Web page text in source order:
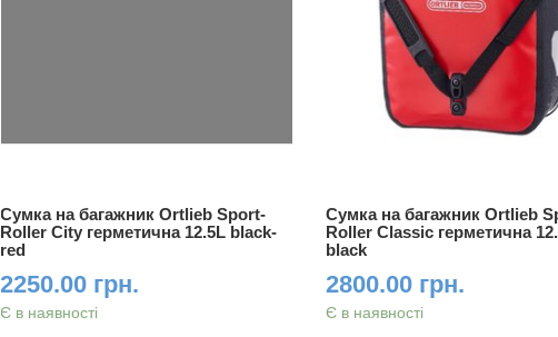
Сумка на багажник Ortlieb Sport-
Roller City герметична 12.5L black-
red
2250.00 грн.
Є в наявності
Сумка на багажник Ortlieb
Roller Classic герметична
black
2800.00 грн.
Є в наявності